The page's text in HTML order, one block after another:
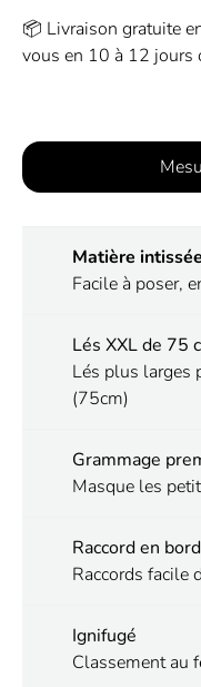
📦 Livraison gratuite
vous en 10 à 12 jours
Matière
Facile à poser,
Lés XXL de 75
Lés plus larges
(75cm)
Grammage
Masque les
Raccord en
Raccords facile
Ignifugé
Classement au